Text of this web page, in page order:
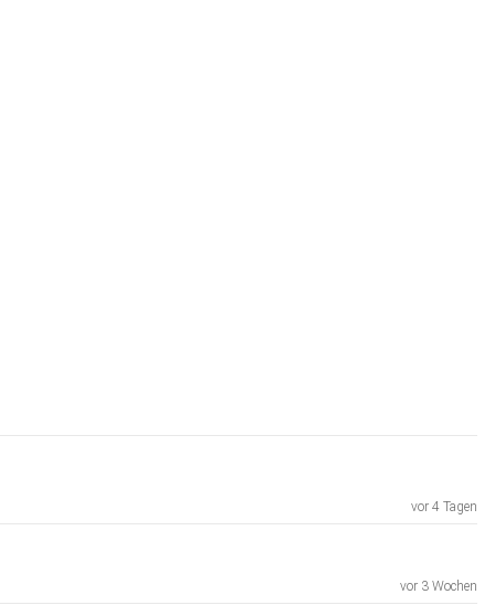
vor 4 Tagen
vor 3 Wochen